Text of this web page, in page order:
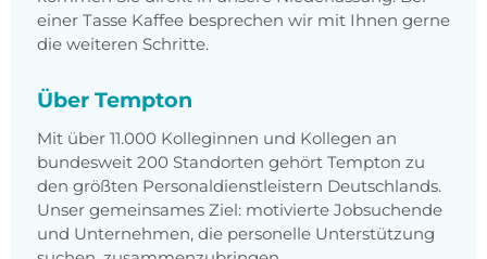
einer Tasse Kaffee besprechen wir mit Ihnen gerne
die weiteren Schritte.
Über Tempton
Mit über 11.000 Kolleginnen und Kollegen an
bundesweit 200 Standorten gehört Tempton zu
den größten Personaldienstleistern Deutschlands.
Unser gemeinsames Ziel: motivierte Jobsuchende
und Unternehmen, die personelle Unterstützung